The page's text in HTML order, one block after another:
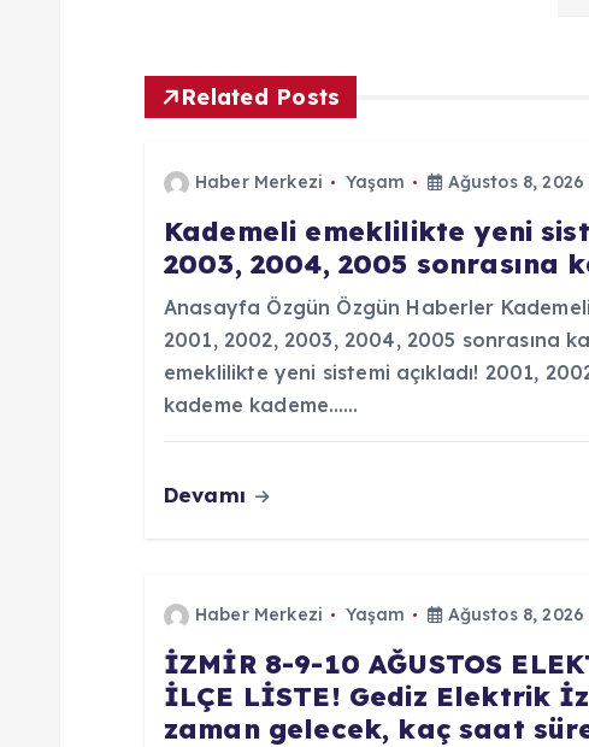
Related Posts
Haber Merkezi Yaşam Ağustos 8, 2026
Kademeli emeklilikte yeni
2003, 2004, 2005 sonrasına
Anasayfa Özgün Özgün Haberler
2001, 2002, 2003, 2004, 2005 sonrasına
emeklilikte yeni sistemi açıkladı! 2001,
kademe kademe……
Devamı
Haber Merkezi Yaşam Ağustos 8, 2026
İZMİR 8-9-10 AĞUSTOS
İLÇE LİSTE! Gediz Elektrik
zaman gelecek, kaç saat